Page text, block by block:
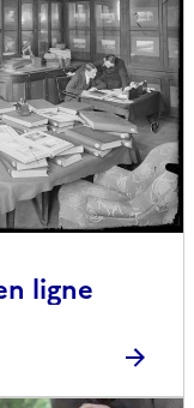
ligne